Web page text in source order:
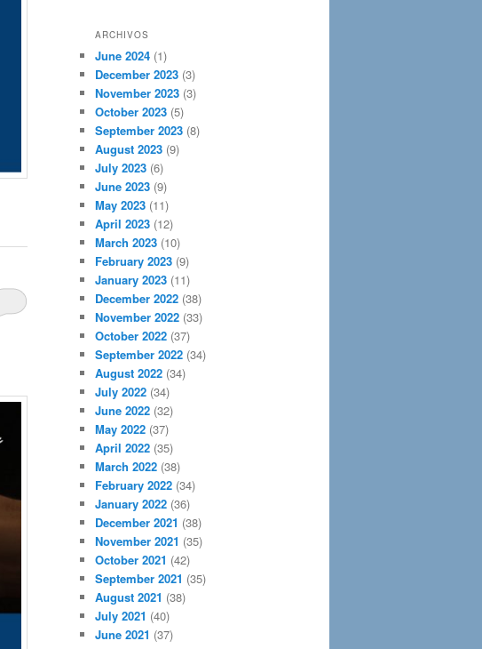
ARCHIVOS
June 2024 (1)
December 2023 (3)
November 2023 (3)
October 2023 (5)
September 2023 (8)
August 2023 (9)
July 2023 (6)
June 2023 (9)
May 2023 (11)
April 2023 (12)
March 2023 (10)
February 2023 (9)
January 2023 (11)
December 2022 (38)
November 2022 (33)
October 2022 (37)
September 2022 (34)
August 2022 (34)
July 2022 (34)
June 2022 (32)
May 2022 (37)
April 2022 (35)
March 2022 (38)
February 2022 (34)
January 2022 (36)
December 2021 (38)
November 2021 (35)
October 2021 (42)
September 2021 (35)
August 2021 (38)
July 2021 (40)
June 2021 (37)